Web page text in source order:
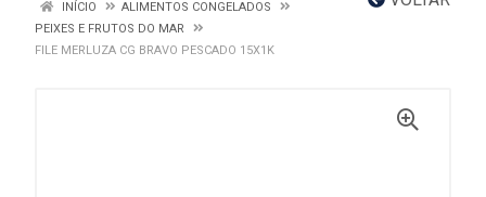
INÍCIO
ALIMENTOS CONGELADOS
PEIXES E FRUTOS DO MAR
FILE MERLUZA CG BRAVO PESCADO 15X1K